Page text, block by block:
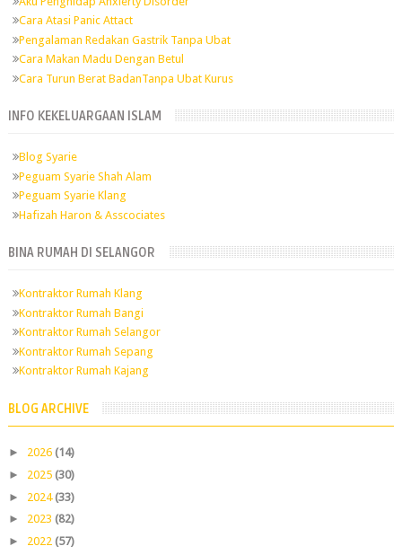
Cara Atasi Panic Attact
Pengalaman Redakan Gastrik Tanpa Ubat
Cara Makan Madu Dengan Betul
Cara Turun Berat BadanTanpa Ubat Kurus
INFO KEKELUARGAAN ISLAM
Blog Syarie
Peguam Syarie Shah Alam
Peguam Syarie Klang
Hafizah Haron & Asscociates
BINA RUMAH DI SELANGOR
Kontraktor Rumah Klang
Kontraktor Rumah Bangi
Kontraktor Rumah Selangor
Kontraktor Rumah Sepang
Kontraktor Rumah Kajang
BLOG ARCHIVE
► 2026 (14)
► 2025 (30)
► 2024 (33)
► 2023 (82)
► 2022 (57)